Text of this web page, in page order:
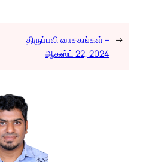
திருப்பலி வாசகங்கள் –
ஆகஸ்ட் 22, 2024
→